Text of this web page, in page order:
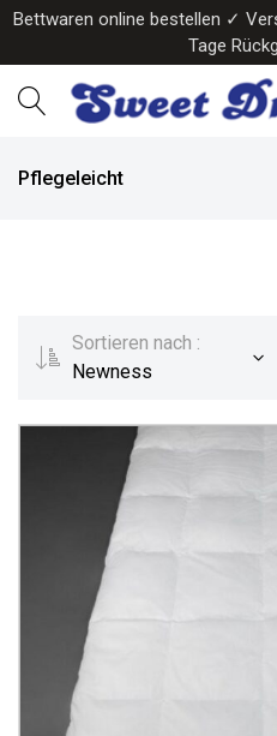
Bettwaren online bestellen ✓
Tage
Pflegeleicht
Sortieren nach :
Newness